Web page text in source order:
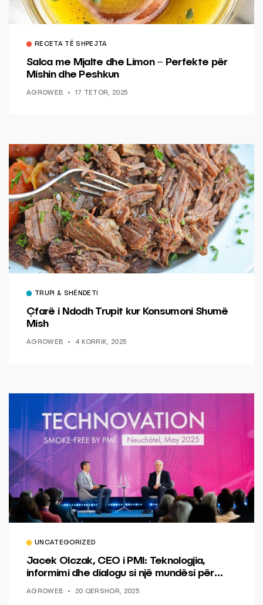
RECETA TË SHPEJTA
Salca me Mjalte dhe Limon – Perfekte për
Mishin dhe Peshkun
AGROWEB 17 TETOR, 2025
TRUPI & SHËNDETI
Çfarë i Ndodh Trupit kur Konsumoni Shumë
Mish
AGROWEB 4 KORRIK, 2025
UNCATEGORIZED
Jacek Olczak, CEO i PMI: Teknologjia,
informimi dhe dialogu si një mundësi për
AGROWEB 20 QERSHOR, 2025